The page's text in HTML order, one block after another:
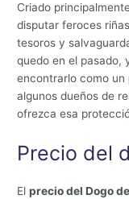
Criado
disputar feroces
tesoros y
quedo en el pasado,
encontrarlo como un
algunos dueños de
ofrezca esa
Precio del
Elprecio del Dogo